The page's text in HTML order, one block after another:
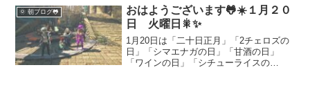
休日の土曜日に、しっかり食べて整え、
今週の疲れをゆるめるヒントを紹介しま
す。食の楽しみ方や、家でもできる簡単
アレンジもまとめました。
🌞 朝ブログ🐸
おはようございます🐸☀️１月２０
日 火曜日🎇✨
1月20日は「二十日正月」「2チェロズの
日」「シマエナガの日」「甘酒の日」
「ワインの日」「シチューライスの